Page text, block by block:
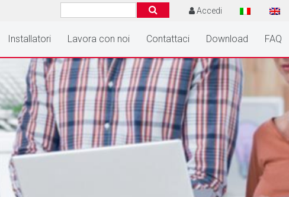
Accedi
Installatori Lavora con noi Contattaci Download FAQ